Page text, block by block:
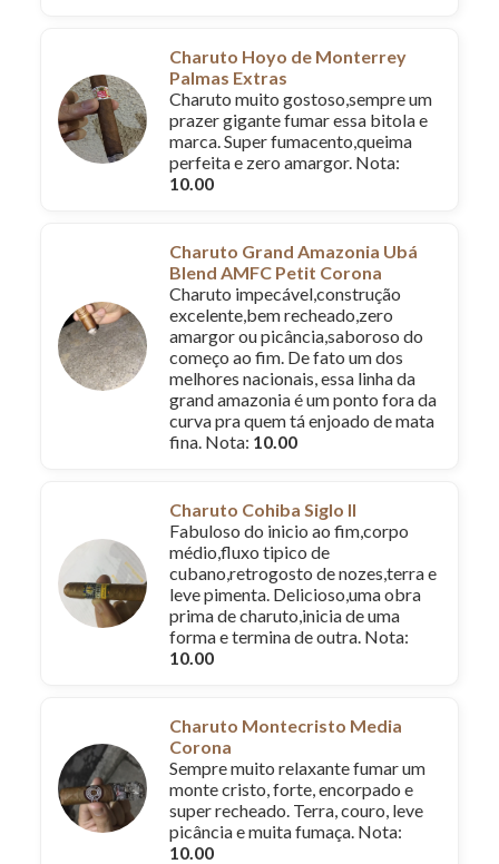
Charuto Hoyo de Monterrey
Palmas Extras
Charuto muito gostoso,sempre um
prazer gigante fumar essa bitola e
marca. Super fumacento,queima
perfeita e zero amargor. Nota:
10.00
Charuto Grand Amazonia Ubá
Blend AMFC Petit Corona
Charuto impecável,construção
excelente,bem recheado,zero
amargor ou picância,saboroso do
começo ao fim. De fato um dos
melhores nacionais, essa linha da
grand amazonia é um ponto fora da
curva pra quem tá enjoado de mata
fina. Nota: 10.00
Charuto Cohiba Siglo II
Fabuloso do inicio ao fim,corpo
médio,fluxo tipico de
cubano,retrogosto de nozes,terra e
leve pimenta. Delicioso,uma obra
prima de charuto,inicia de uma
forma e termina de outra. Nota:
10.00
Charuto Montecristo Media
Corona
Sempre muito relaxante fumar um
monte cristo, forte, encorpado e
super recheado. Terra, couro, leve
picância e muita fumaça. Nota:
10.00